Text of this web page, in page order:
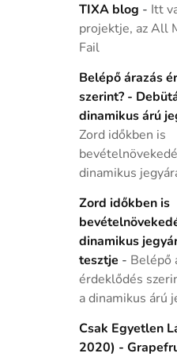
TIXA blog - Itt
projektje, az All
Fail
Belépő árazás
szerint? -
dinamikus árú
Zord időkben is
dinamikus
Zord időkben is
dinamikus
tesztje - Belépő
érdeklődés
a dinamikus árú
Csak Egyetlen
2020) -